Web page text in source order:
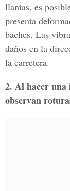
llantas, es
presenta
baches. Las
daños en la
la carretera.
2. Al hacer una
observan